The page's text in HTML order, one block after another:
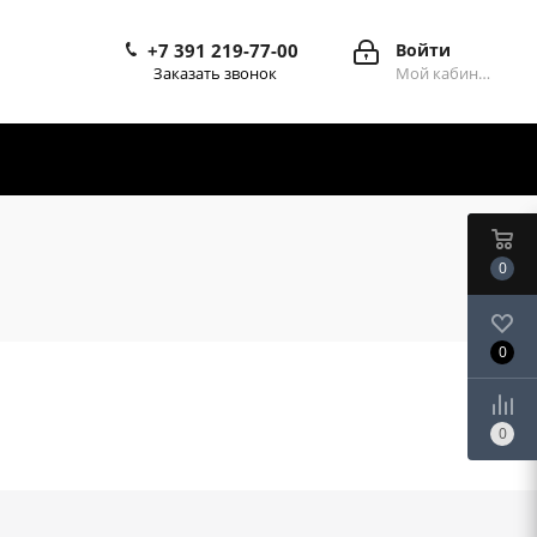
Войти
Мой кабинет
+7 391 219-77-00
Заказать звонок
0
0
0